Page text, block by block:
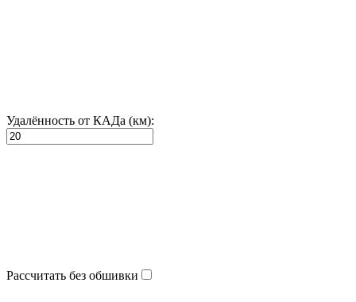
Удалённость от КАДа (км):
Рассчитать без обшивки